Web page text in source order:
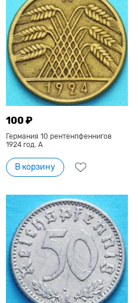
100 ₽
Германия 10 рентенпфеннигов
1924 год. А
В корзину